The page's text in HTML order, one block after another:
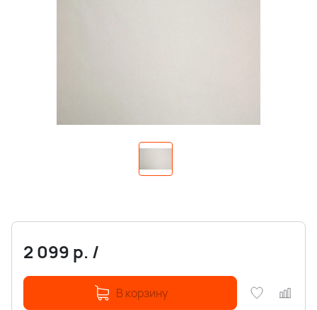
2 099 р. /
В корзину